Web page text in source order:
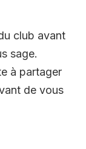
club avant
sage.
à partager
de vous